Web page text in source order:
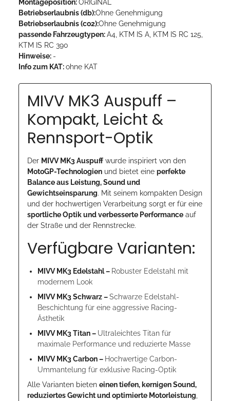
Montageposition:ORIGINAL
Betriebserlaubnis (db):Ohne Genehmigung
Betriebserlaubnis (co2):Ohne Genehmigung
passende Fahrzeugtypen:A4, KTM IS A, KTM IS RC 125,
KTM IS RC 390
Hinweise: -
Info zum KAT:ohne KAT
MIVV MK3 Auspuff –
Kompakt, Leicht &
Rennsport-Optik
Der MIVV MK3 Auspuff wurde inspiriert von den
MotoGP-Technologien und bietet eine perfekte
Balance aus Leistung, Sound und
Gewichtseinsparung. Mit seinem kompakten Design
und der hochwertigen Verarbeitung sorgt er für eine
sportliche Optik und verbesserte Performance auf
der Straße und der Rennstrecke.
Verfügbare Varianten:
MIVV MK3 Edelstahl – Robuster Edelstahl mit
modernem Look
MIVV MK3 Schwarz –Schwarze Edelstahl-
Beschichtung für eine aggressive Racing-
Ästhetik
MIVV MK3 Titan – Ultraleichtes Titan für
maximale Performance und reduzierte Masse
MIVV MK3 Carbon – Hochwertige Carbon-
Ummantelung für exklusive Racing-Optik
Alle Varianten bieten einen tiefen, kernigen Sound,
reduziertes Gewicht und optimierte Motorleistung